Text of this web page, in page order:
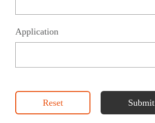
Application
Reset Submit